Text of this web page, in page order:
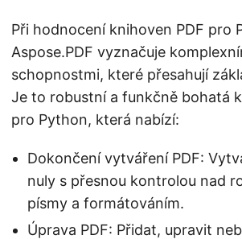
Při hodnocení knihoven PDF pro
Aspose.PDF vyznačuje
schopnostmi, které přesahují
Je to robustní a funkčně bohatá
pro Python, která nabízí:
Dokončení vytváření PDF:
nuly s přesnou kontrolou nad
písmy a formátováním.
Úprava PDF: Přidat, upravit